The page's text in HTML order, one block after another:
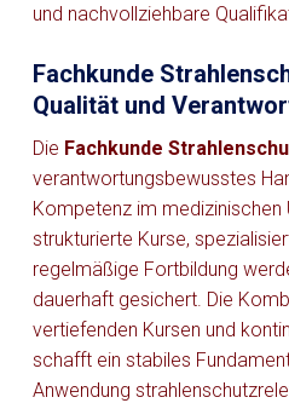
und nachvollziehbare
Fachkunde
Qualität und
Die Fachkunde
verantwortungsbewusstes
Kompetenz im medizinischen
strukturierte Kurse,
regelmäßige Fortbildung
dauerhaft gesichert. Die
vertiefenden Kursen und
schafft ein stabiles
Anwendung